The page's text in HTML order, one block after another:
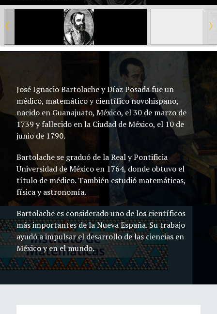
José Ignacio Bartolache y Díaz Posada fue un
médico, matemático y científico novohispano,
nacido en Guanajuato, México, el 30 de marzo de
1739 y fallecido en la Ciudad de México, el 10 de
junio de 1790.
Bartolache se graduó de la Real y Pontificia
Universidad de México en 1764, donde obtuvo el
título de médico. También estudió matemáticas,
física y astronomía.
Bartolache es considerado uno de los científicos
más importantes de la Nueva España. Su trabajo
ayudó a impulsar el desarrollo de las ciencias en
México y en el mundo.